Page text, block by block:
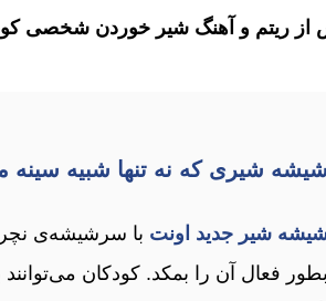
ریتم و آهنگ شیر خوردن شخصی
شیشه شیری که نه تنها شبیه سینه
شیر جدید اونت با سرشیشه‌ی
بطور فعال آن را بمکد. کودکان می‌توانند